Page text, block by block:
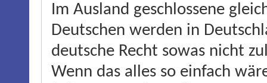
Im Ausland geschlossene
Deutschen werden in
deutsche Recht sowas nicht
Wenn das alles so einfach